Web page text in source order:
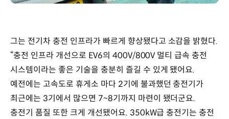
그는 전기차 충전 인프라가 빠르게 향상됐다고 소감을 밝혔다.
“충전 인프라 개선으로 EV6의 400V/800V 멀티 급속 충전
시스템이라는 좋은 기술을 충분히 즐길 수 있게 됐어요.
예전에는 고속도로 휴게소 마다 2기에 불과했던 충전기가
최근에는 3기에서 많으면 7~8기까지 마련이 됐더군요.
충전기 품질 또한 크게 개선됐어요. 350kW급 충전기는 충전